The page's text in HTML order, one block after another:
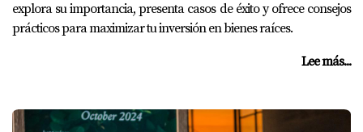
explora su importancia, presenta casos de éxito y ofrece consejos
prácticos para maximizar tu inversión en bienes raíces.
Lee más...